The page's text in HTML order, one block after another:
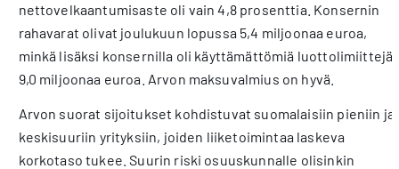
nettovelkaantumisaste oli vain 4,8 prosenttia. Konsernin
rahavarat olivat joulukuun lopussa 5,4 miljoonaa euroa,
minkä lisäksi konsernilla oli käyttämättömiä luottolimiittejä
9,0 miljoonaa euroa. Arvon maksuvalmius on hyvä.
Arvon suorat sijoitukset kohdistuvat suomalaisiin pieniin ja
keskisuuriin yrityksiin, joiden liiketoimintaa laskeva
korkotaso tukee. Suurin riski osuuskunnalle olisinkin